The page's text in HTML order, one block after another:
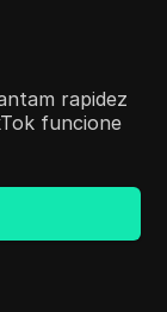
rapidez
funcione